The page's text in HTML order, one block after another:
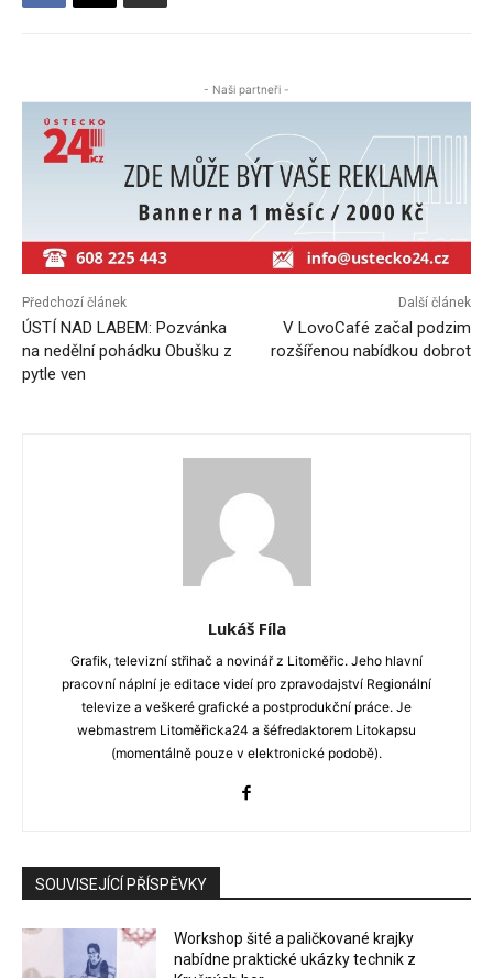
- Naši partneři -
Předchozí článek
ÚSTÍ NAD LABEM: Pozvánka
na nedělní pohádku Obušku z
pytle ven
Další článek
V LovoCafé začal podzim
rozšířenou nabídkou dobrot
Lukáš Fíla
Grafik, televizní střihač a novinář z Litoměřic. Jeho hlavní
pracovní náplní je editace videí pro zpravodajství Regionální
televize a veškeré grafické a postprodukční práce. Je
webmastrem Litoměřicka24 a šéfredaktorem Litokapsu
(momentálně pouze v elektronické podobě).
SOUVISEJÍCÍ PŘÍSPĚVKY
Workshop šité a paličkované krajky
nabídne praktické ukázky technik z